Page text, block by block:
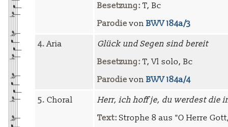
Besetzung: T, Bc
Parodie von BWV 184a/3
4.Aria
Glück und Segen sind bereit
Besetzung: T, Vl solo, Bc
Parodie von BWV 184a/4
5. Choral
Herr, ich hoff je, du werdest die
Text: Strophe 8 aus "O Herre